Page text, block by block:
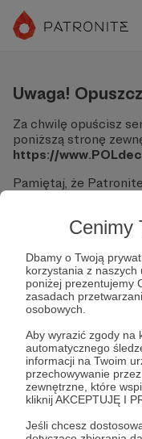
Cenimy
Dbamy o Twoją
korzystania z naszych
poniżej prezentujemy
zasadach
osobowych.
Aby wyrazić zgody na
automatycznego
informacji na Twoim
przechowywanie
zewnętrzne, które
kliknij AKCEPTUJĘ I
Jeśli chcesz
Uwaga!
Za chwilę opuścisz
poniższą stronę
https://
Pamiętaj, że
Nie podawaj
finansowych na
Sprawdź dokładnie
"Tak, przejdź do
Jeśli masz
link.
Czy na pewno
Tak,